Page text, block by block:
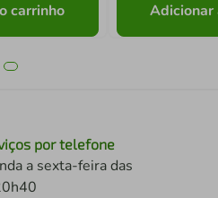
carrinho Adicionar
por telefone
a sexta-feira das